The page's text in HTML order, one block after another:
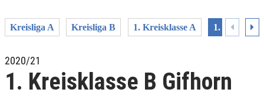
Kreisliga A Kreisliga B 1. Kreisklasse A 1.
2020/21
1. Kreisklasse B Gifhorn